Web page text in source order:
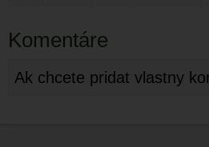
Komentáre
Ak chcete pridat vlastny